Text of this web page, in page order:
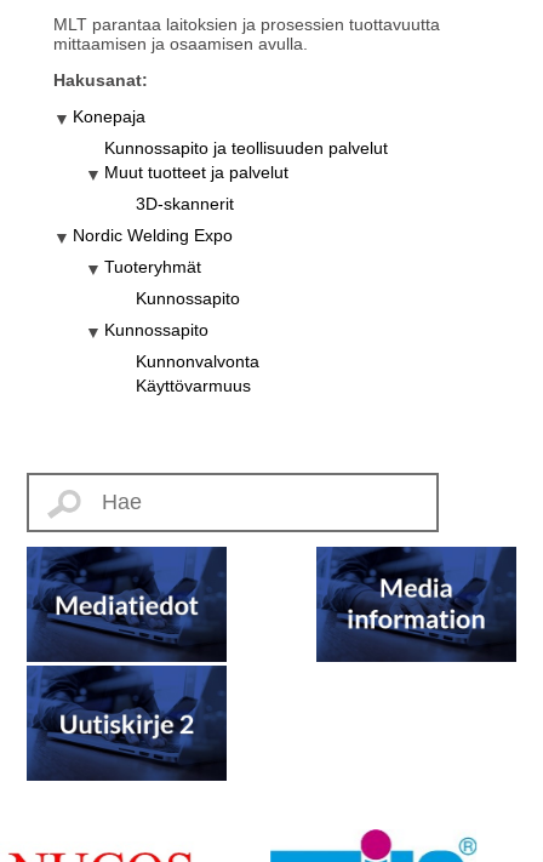
MLT parantaa laitoksien ja prosessien tuottavuutta
mittaamisen ja osaamisen avulla.
Hakusanat:
Konepaja
Kunnossapito ja teollisuuden palvelut
Muut tuotteet ja palvelut
3D-skannerit
Nordic Welding Expo
Tuoteryhmät
Kunnossapito
Kunnossapito
Kunnonvalvonta
Käyttövarmuus